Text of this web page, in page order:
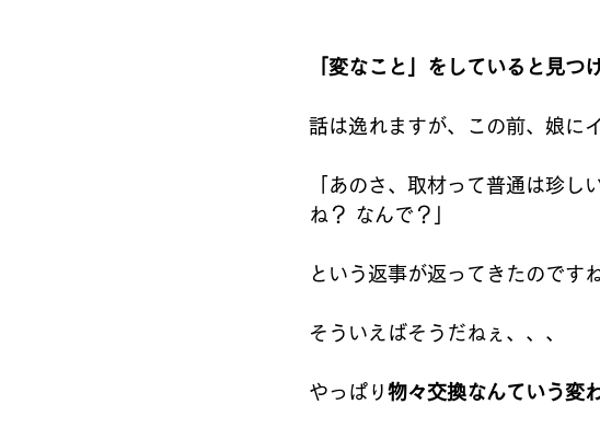
「変なこと」をしていると見つ
話は逸れますが、この前、娘に
「あのさ、取材って普通は珍し
ね？ なんで？」
という返事が返ってきたのですね
そういえばそうだねぇ、、、
やっぱり 物々交換なんていう変